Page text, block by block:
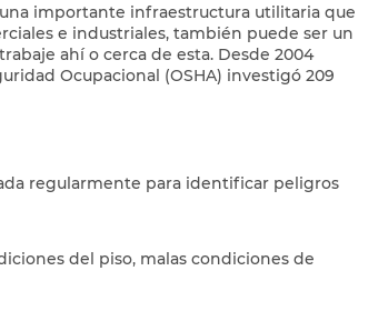
importante infraestructura utilitaria que
e industriales, también puede ser un
ahí o cerca de esta. Desde 2004
Ocupacional (OSHA) investigó 209
regularmente para identificar peligros
del piso, malas condiciones de